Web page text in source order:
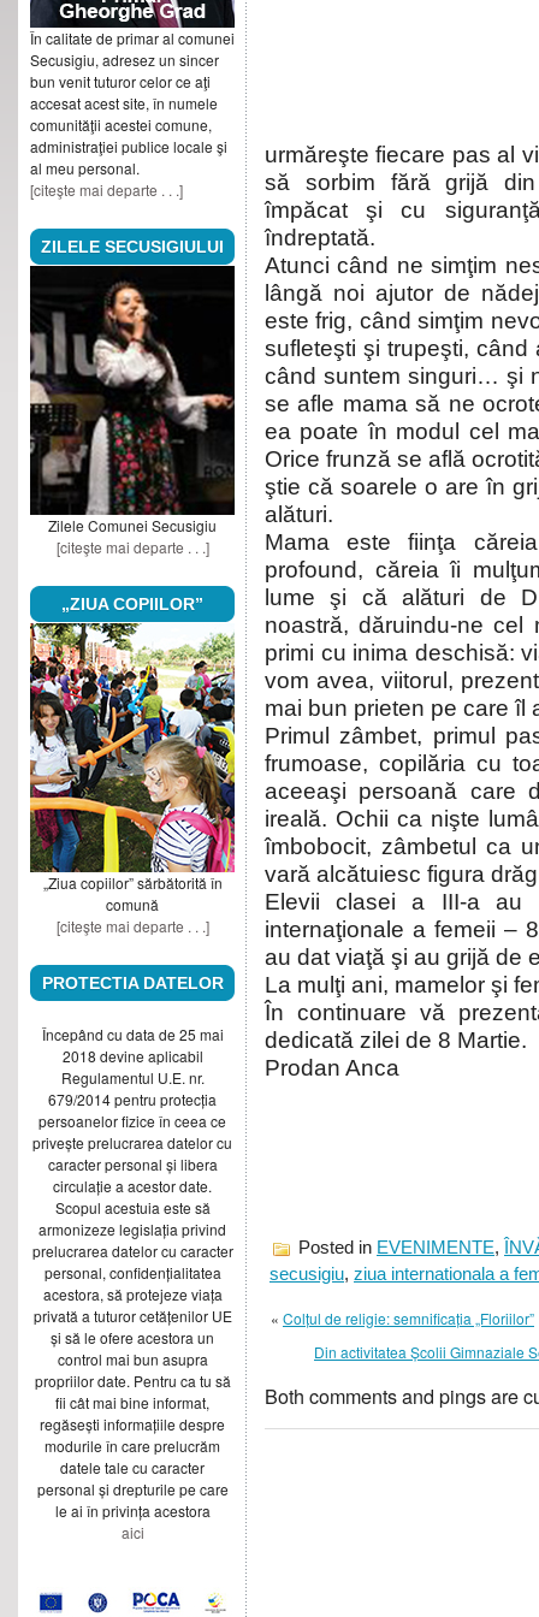
În calitate de primar al comunei
Secusigiu, adresez un sincer
bun venit tuturor celor ce aţi
accesat acest site, în numele
comunităţii acestei comune,
administraţiei publice locale şi
al meu personal.
[citeşte mai departe . . .]
ZILELE SECUSIGIULUI
Zilele Comunei Secusigiu
[citeşte mai departe . . .]
„ZIUA COPIILOR”
„Ziua copiilor” sărbătorită în
comună
[citeşte mai departe . . .]
PROTECTIA DATELOR
Începând cu data de 25 mai
2018 devine aplicabil
Regulamentul U.E. nr.
679/2014 pentru protecția
persoanelor fizice în ceea ce
privește prelucrarea datelor cu
caracter personal și libera
circulație a acestor date.
Scopul acestuia este să
armonizeze legislația privind
prelucrarea datelor cu caracter
personal, confidențialitatea
acestora, să protejeze viața
privată a tuturor cetățenilor UE
și să le ofere acestora un
control mai bun asupra
propriilor date. Pentru ca tu să
fii cât mai bine informat,
regăsești informațiile despre
modurile în care prelucrăm
datele tale cu caracter
personal și drepturile pe care
le ai în privința acestora
aici
urmăreşte fiecare pas al
să sorbim fără grijă
împăcat şi cu
îndreptată.
Atunci când ne simţim
lângă noi ajutor de
este frig, când simţim
sufleteşti şi trupeşti,
când suntem singuri… şi
se afle mama să ne
ea poate în modul cel
Orice frunză se află
ştie că soarele o are în
alături.
Mama este fiinţa
profound, căreia îi
lume şi că alături de
noastră, dăruindu-ne
primi cu inima deschisă:
vom avea, viitorul,
mai bun prieten pe care îl
Primul zâmbet, primul
frumoase, copilăria cu
aceeaşi persoană care
ireală. Ochii ca nişte
îmbobocit, zâmbetul ca
vară alcătuiesc figura
Elevii clasei a III-a au
internaţionale a femeii –
au dat viaţă şi au grijă de
La mulţi ani, mamelor şi
În continuare vă
dedicată zilei de 8 Martie.
Prodan Anca
Posted in EVENIMENTE,
secusigiu, ziua internationala a
« Colțul de religie: semnificația „Floriilor”
Din activitatea Școlii Gimnaziale
Both comments and pings are